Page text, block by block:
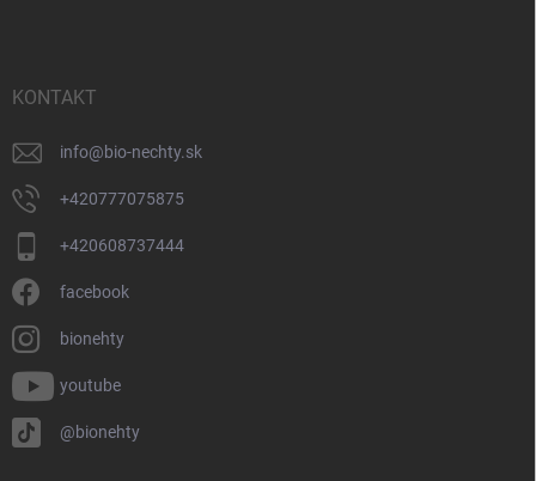
KONTAKT
info@bio-nechty.sk
+420777075875
+420608737444
facebook
bionehty
youtube
@bionehty